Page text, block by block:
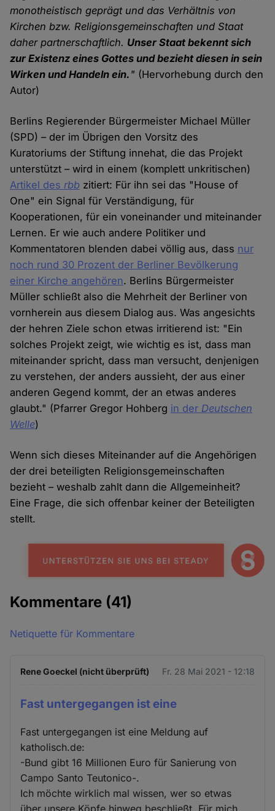
monotheistisch geprägt und das Verhältnis von
Kirchen bzw. Religionsgemeinschaften und Staat
daher partnerschaftlich. Unser Staat bekennt sich
zur Existenz eines Gottes und bezieht diesen in sein
Wirken und Handeln ein. " (Hervorhebung durch den
Autor)
Berlins Regierender Bürgermeister Michael Müller
(SPD) – der im Übrigen den Vorsitz des
Kuratoriums der Stiftung innehat, die das Projekt
unterstützt – wird in einem (komplett unkritischen)
Artikel desrbb zitiert: Für ihn sei das "House of
One" ein Signal für Verständigung, für
Kooperationen, für ein voneinander und miteinander
Lernen. Er wie auch andere Politiker und
Kommentatoren blenden dabei völlig aus, dass nur
noch rund 30 Prozent der Berliner Bevölkerung
einer Kirche angehören. Berlins Bürgermeister
Müller schließt also die Mehrheit der Berliner von
vornherein aus diesem Dialog aus. Was angesichts
der hehren Ziele schon etwas irritierend ist: "Ein
solches Projekt zeigt, wie wichtig es ist, dass man
miteinander spricht, dass man versucht, denjenigen
zu verstehen, der anders aussieht, der aus einer
anderen Gegend kommt, der an etwas anderes
glaubt." (Pfarrer Gregor Hohberg in der Deutschen
Welle)
Wenn sich dieses Miteinander auf die Angehörigen
der drei beteiligten Religionsgemeinschaften
bezieht – weshalb zahlt dann die Allgemeinheit?
Eine Frage, die sich offenbar keiner der Beteiligten
stellt.
Kommentare (41)
Netiquette für Kommentare
Rene Goeckel (nicht überprüft) Fr. 28 Mai 2021 - 12:18
Fast untergegangen ist eine
Fast untergegangen ist eine Meldung auf
katholisch.de:
-Bund gibt 16 Millionen Euro für Sanierung von
Campo Santo Teutonico-.
Ich möchte wirklich mal wissen, wer so etwas
über unsere Köpfe hinweg beschließt. Für mich